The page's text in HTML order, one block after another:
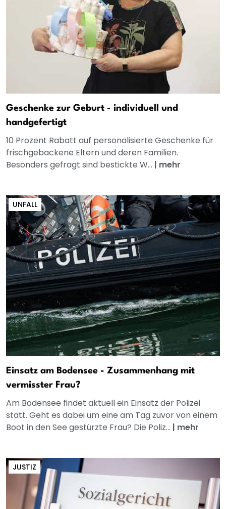
Geschenke zur Geburt - individuell und
handgefertigt
10 Prozent Rabatt auf personalisierte Geschenke für
frischgebackene Eltern und deren Familien.
Besonders gefragt sind bestickte W... | mehr
UNFALL
Einsatz am Bodensee - Zusammenhang mit
vermisster Frau?
Am Bodensee findet aktuell ein Einsatz der Polizei
statt. Geht es dabei um eine am Tag zuvor von einem
Boot in den See gestürzte Frau? Die Poliz... | mehr
JUSTIZ